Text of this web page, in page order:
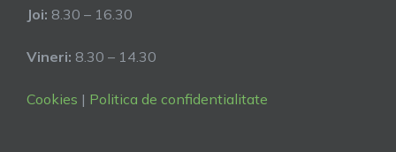
Joi: 8.30 – 16.30
Vineri: 8.30 – 14.30
Cookies | Politica de confidentialitate